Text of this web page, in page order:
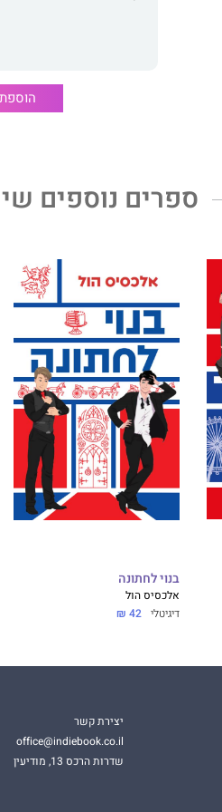
ספרים נוספים
בנוי לחתונה
אלכסיס הול
דיגיטלי 42 ₪
יצירת קשר
office@indiebook.co.il
שדרות הרכס 13, מודיעין